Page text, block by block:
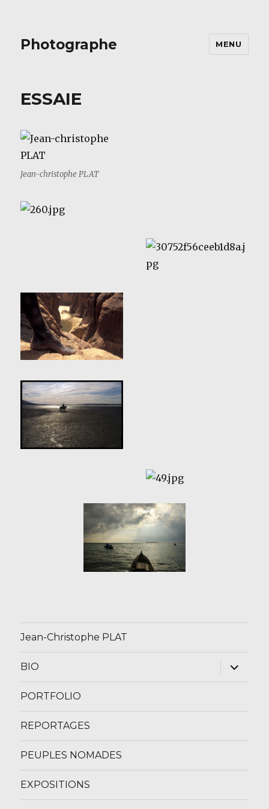
Photographe MENU
ESSAIE
Jean-christophe PLAT
Jean-Christophe PLAT
BIO
ouvrir
le
sous-
PORTFOLIO
REPORTAGES
PEUPLES NOMADES
EXPOSITIONS